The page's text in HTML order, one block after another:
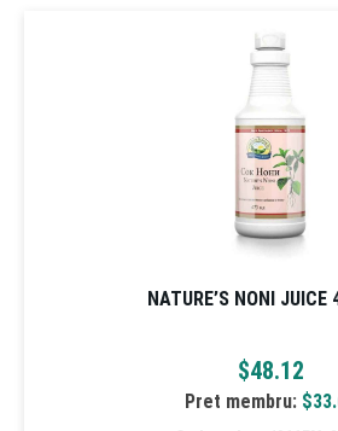
NATURE’S NONI JUICE
$48.12
Pret membru: $